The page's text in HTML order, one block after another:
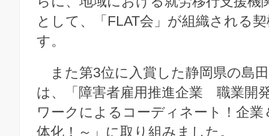
として、「FLAT会」が組織される
す。
また第3位に入賞した静岡県の島
は、「障害者雇用推進企業 職業開
ワークによるコーディネート！企業
体化！～」に取り組みました。